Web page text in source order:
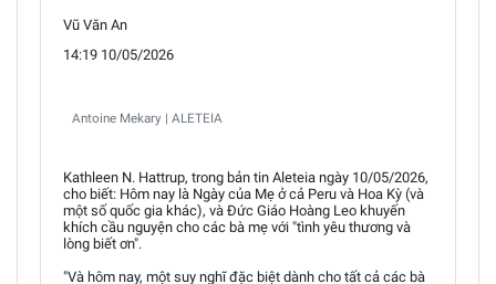
Vũ Văn An
14:19 10/05/2026
Antoine Mekary | ALETEIA
Kathleen N. Hattrup, trong bản tin Aleteia ngày 10/05/2026,
cho biết: Hôm nay là Ngày của Mẹ ở cả Peru và Hoa Kỳ (và
một số quốc gia khác), và Đức Giáo Hoàng Leo khuyến
khích cầu nguyện cho các bà mẹ với "tình yêu thương và
lòng biết ơn".
"Và hôm nay, một suy nghĩ đặc biệt dành cho tất cả các bà